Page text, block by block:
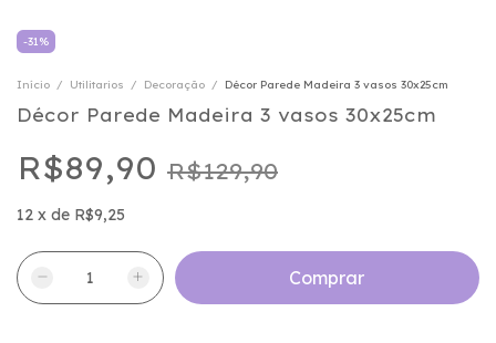
-31%
Início / Utilitarios / Decoração / Décor Parede Madeira 3 vasos 30x25cm
Décor Parede Madeira 3 vasos 30x25cm
R$89,90 R$129,90
12 x de R$9,25